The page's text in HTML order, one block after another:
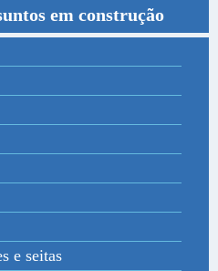
em construção
e seitas